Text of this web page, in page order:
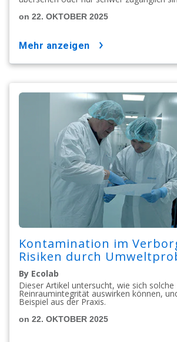
on 22. OKTOBER 2025
mehr anzeigen
Kontamination im
Risiken durch
By Ecolab
Dieser Artikel untersucht, wie sich solche
Reinraumintegrität auswirken können,
Beispiel aus der Praxis.
on 22. OKTOBER 2025